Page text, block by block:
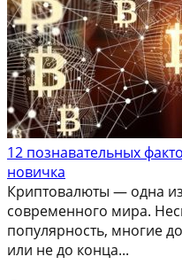
12 познавательных
новичка
Криптовалюты — одна
современного мира.
популярность, многие
или не до конца...